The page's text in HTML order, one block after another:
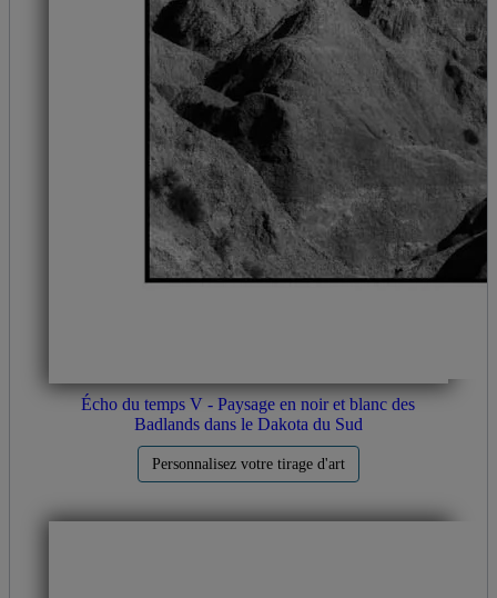
Écho du temps V - Paysage en noir et blanc des
Badlands dans le Dakota du Sud
Personnalisez votre tirage d'art